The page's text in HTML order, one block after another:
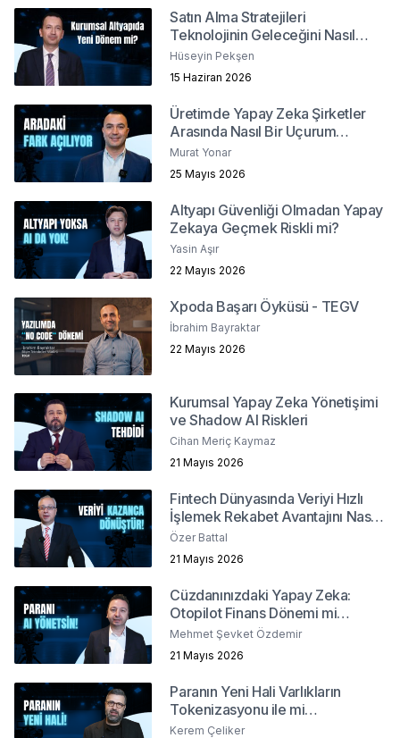
Satın Alma Stratejileri
Teknolojinin Geleceğini Nasıl
Şekillendiriyor?
Hüseyin Pekşen
15 Haziran 2026
Üretimde Yapay Zeka Şirketler
Arasında Nasıl Bir Uçurum
Yaratacak?
Murat Yonar
25 Mayıs 2026
Altyapı Güvenliği Olmadan Yapay
Zekaya Geçmek Riskli mi?
Yasin Aşır
22 Mayıs 2026
Xpoda Başarı Öyküsü - TEGV
İbrahim Bayraktar
22 Mayıs 2026
Kurumsal Yapay Zeka Yönetişimi
ve Shadow AI Riskleri
Cihan Meriç Kaymaz
21 Mayıs 2026
Fintech Dünyasında Veriyi Hızlı
İşlemek Rekabet Avantajını Nasıl
Belirler?
Özer Battal
21 Mayıs 2026
Cüzdanınızdaki Yapay Zeka:
Otopilot Finans Dönemi mi
Başlıyor ?
Mehmet Şevket Özdemir
21 Mayıs 2026
Paranın Yeni Hali Varlıkların
Tokenizasyonu ile mi
Şekilleniyor?
Kerem Çeliker